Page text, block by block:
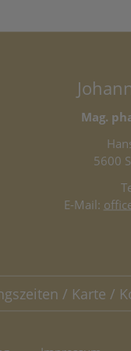
Mag.
5600
E-Mail:
/ Karte /